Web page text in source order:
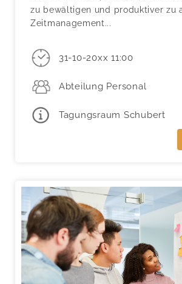
zu bewältigen und produktiver zu
Zeitmanagement...
31-10-20xx 11:00
Abteilung Personal
Tagungsraum Schubert